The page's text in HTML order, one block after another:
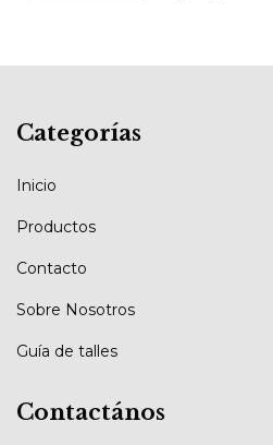
Categorías
Inicio
Productos
Contacto
Sobre Nosotros
Guía de talles
Contactános